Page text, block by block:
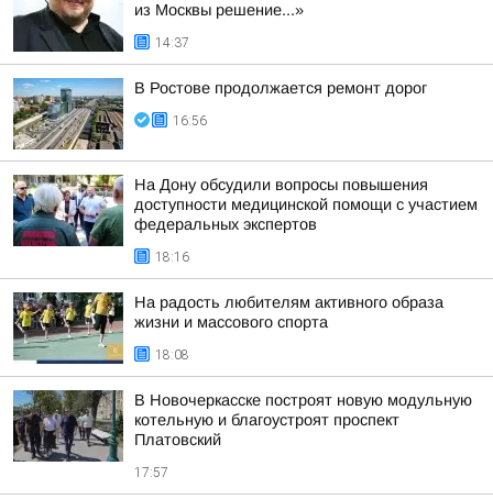
из Москвы решение...»
14:37
В Ростове продолжается ремонт дорог
16:56
На Дону обсудили вопросы повышения
доступности медицинской помощи с участием
федеральных экспертов
18:16
На радость любителям активного образа
жизни и массового спорта
18:08
В Новочеркасске построят новую модульную
котельную и благоустроят проспект
Платовский
17:57